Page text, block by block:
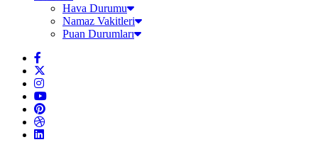
Hava Durumu
Namaz Vakitleri
Puan Durumları